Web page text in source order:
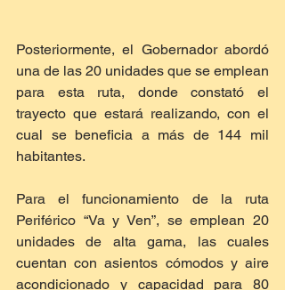
Posteriormente, el Gobernador abordó
una de las 20 unidades que se emplean
para esta ruta, donde constató el
trayecto que estará realizando, con el
cual se beneficia a más de 144 mil
habitantes.
Para el funcionamiento de la ruta
Periférico “Va y Ven”, se emplean 20
unidades de alta gama, las cuales
cuentan con asientos cómodos y aire
acondicionado y capacidad para 80